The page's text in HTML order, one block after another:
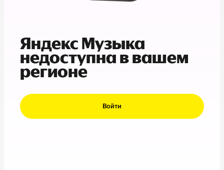
Яндекс Музыка
недоступна в вашем
регионе
Войти